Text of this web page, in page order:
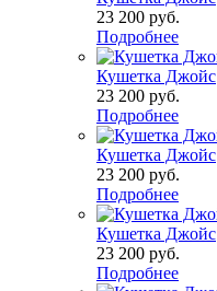
23 200 руб.
Подробнее
Кушетка Джойс
23 200 руб.
Подробнее
Кушетка Джойс
23 200 руб.
Подробнее
Кушетка Джойс
23 200 руб.
Подробнее